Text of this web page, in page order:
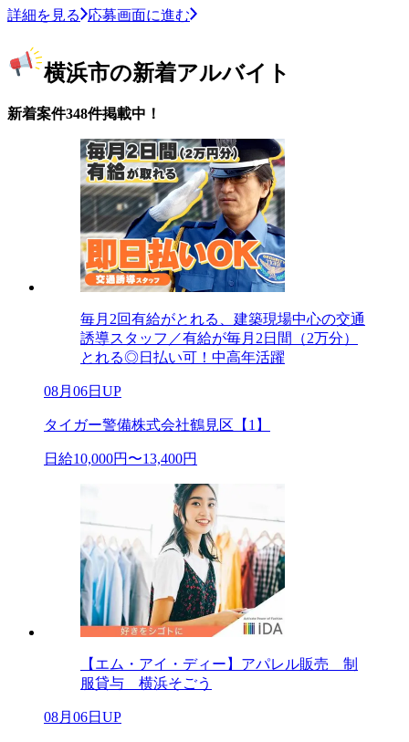
詳細を見る 応募画面に進む
横浜市の新着アルバイト
新着案件348件掲載中！
毎月2回有給がとれる、建築現場中心の交通
誘導スタッフ／有給が毎月2日間（2万分）
とれる◎日払い可！中高年活躍
08月06日UP
タイガー警備株式会社鶴見区【1】
日給10,000円〜13,400円
【エム・アイ・ディー】アパレル販売 制
服貸与 横浜そごう
08月06日UP